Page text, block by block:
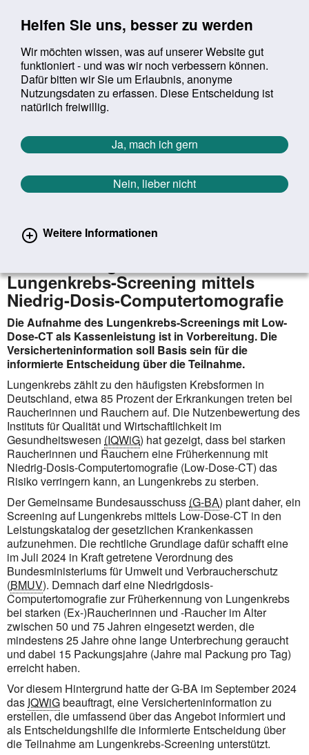
Helfen Sie uns, besser zu werden
Wir möchten wissen, was auf unserer Website gut
funktioniert - und was wir noch verbessern können.
Dafür bitten wir Sie um Erlaubnis, anonyme
Nutzungsdaten zu erfassen. Diese Entscheidung ist
natürlich freiwillig.
Ja, mach ich gern
Nein, lieber nicht
Weitere Informationen
Suchbegriff:
Sie befinden sich hier:
Startseite Aktuelles Aktuelle Meldungen
Aktuelle Meldungen
Zurück zur Übersicht erster
vorheriger
175/1627
Versicherteninformation mit
Lungenkrebs-Screening mittels
Niedrig-Dosis-Computertomografie
Die Aufnahme des Lungenkrebs-Screenings mit Low-
Dose-CT als Kassenleistung ist in Vorbereitung. Die
Versicherteninformation soll Basis sein für die
informierte Entscheidung über die Teilnahme.
Lungenkrebs zählt zu den häufigsten Krebsformen in
Deutschland, etwa 85 Prozent der Erkrankungen treten bei
Raucherinnen und Rauchern auf. Die Nutzenbewertung des
Instituts für Qualität und Wirtschaftlichkeit im
Gesundheitswesen (IQWiG) hat gezeigt, dass bei starken
Raucherinnen und Rauchern eine Früherkennung mit
Niedrig-Dosis-Computertomografie (Low-Dose-CT) das
Risikoverringern kann, an Lungenkrebs zu sterben.
Der Gemeinsame Bundesausschuss (G-BA) plant daher, ein
Screening auf Lungenkrebs mittels Low-Dose-CT in den
Leistungskatalog der gesetzlichen Krankenkassen
aufzunehmen. Die rechtliche Grundlage dafür schafft eine
im Juli 2024 in Kraft getretene Verordnung des
Bundesministeriums für Umwelt und Verbraucherschutz
(BMUV). Demnach darf eine Niedrigdosis-
Computertomografie zur Früherkennung von Lungenkrebs
bei starken (Ex-)Raucherinnen und -Raucher im Alter
zwischen 50 und 75 Jahren eingesetzt werden, die
mindestens 25 Jahre ohne lange Unterbrechung geraucht
und dabei 15 Packungsjahre (Jahre mal Packung pro Tag)
erreicht haben.
Vor diesem Hintergrund hatte derG-BA im September 2024
das IQWiGbeauftragt, eine Versicherteninformation zu
erstellen, die umfassend über das Angebot informiert und
als Entscheidungshilfe die informierte Entscheidung über
die Teilnahme am Lungenkrebs-Screening unterstützt.